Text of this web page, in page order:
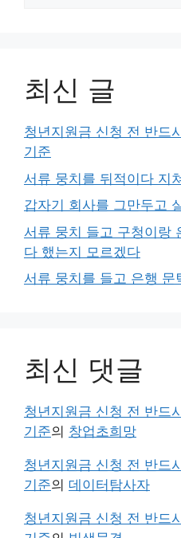
최신 글
청년지원금 신청 전 반드
기준
서류 뭉치를 뒤적이다 지
갑자기 회사를 그만두고
서류 뭉치 들고 구청이랑
다 했는지 모르겠다
서류 뭉치를 들고 은행 문
최신 댓글
청년지원금 신청 전 반드
기준의 창업초희망
청년지원금 신청 전 반드
기준의 데이터탐사자
청년지원금 신청 전 반드